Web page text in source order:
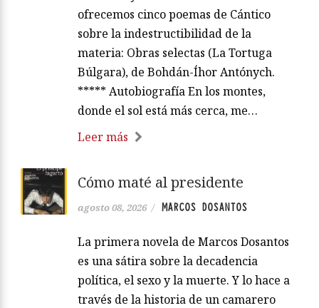
ofrecemos cinco poemas de Cántico
sobre la indestructibilidad de la
materia: Obras selectas (La Tortuga
Búlgara), de Bohdán-Íhor Antónych.
***** Autobiografía En los montes,
donde el sol está más cerca, me…
Leer más
Cómo maté al presidente
agosto 08, 2026 / MARCOS DOSANTOS
La primera novela de Marcos Dosantos
es una sátira sobre la decadencia
política, el sexo y la muerte. Y lo hace a
través de la historia de un camarero